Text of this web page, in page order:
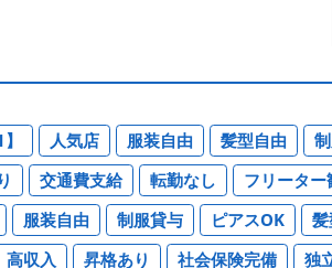
人気店 服装自由 髪型自由
交通費支給 転勤なし フリーター
服装自由 制服貸与 ピアスOK
高収入 昇格あり 社会保険完備 独